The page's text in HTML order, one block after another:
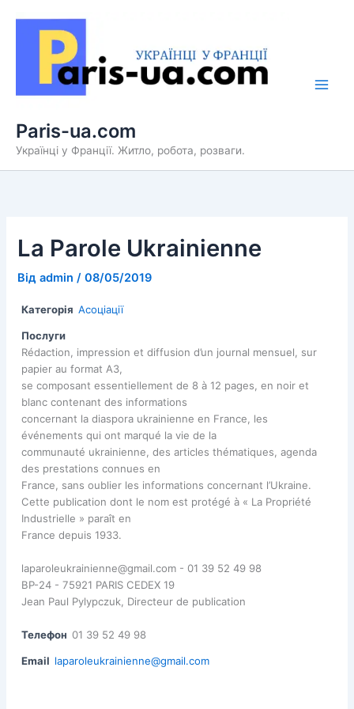
Paris-ua.com
Українці у Франції. Житло, робота, розваги.
La Parole Ukrainienne
Відadmin/08/05/2019
Категорія Асоціації
Послуги
Rédaction, impression et diffusion d’un journal mensuel, sur
papier au format A3,
se composant essentiellement de 8 à 12 pages, en noir et
blanc contenant des informations
concernant la diaspora ukrainienne en France, les
événements qui ont marqué la vie de la
communauté ukrainienne, des articles thématiques, agenda
des prestations connues en
France, sans oublier les informations concernant l’Ukraine.
Cette publication dont le nom est protégé à « La Propriété
Industrielle » paraît en
France depuis 1933.
laparoleukrainienne@gmail.com - 01 39 52 49 98
BP-24 - 75921 PARIS CEDEX 19
Jean Paul Pylypczuk, Directeur de publication
Телефон 01 39 52 49 98
Email laparoleukrainienne@gmail.com